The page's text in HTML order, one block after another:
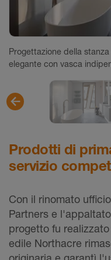
Progettazione della
elegante con vasca
Prodotti di
servizio
Con il rinomato
Partners e
progetto fu
edile Northacre